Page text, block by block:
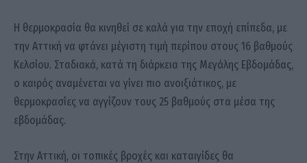
Η θερμοκρασία θα κινηθεί σε καλά για την εποχή επίπεδα, με
την Αττική να φτάνει μέγιστη τιμή περίπου στους 16 βαθμούς
Κελσίου. Σταδιακά, κατά τη διάρκεια της Μεγάλης Εβδομάδας,
ο καιρός αναμένεται να γίνει πιο ανοιξιάτικος, με
θερμοκρασίες να αγγίζουν τους 25 βαθμούς στα μέσα της
εβδομάδας.
Στην Αττική, οι τοπικές βροχές και καταιγίδες θα